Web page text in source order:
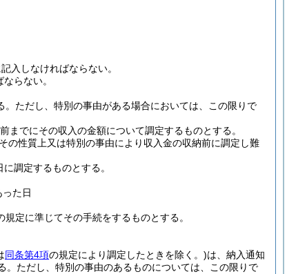
入しなければならない。
らない。
ただし、特別の事由がある場合においては、この限りで
でにその収入の金額について調定するものとする。
の性質上又は特別の事由により収入金の収納前に調定し難
調定するものとする。
た日
規定に準じてその手続をするものとする。
同条第4項の規定により調定したときを除く。)は、納入通知
ただし、特別の事由のあるものについては、この限りで